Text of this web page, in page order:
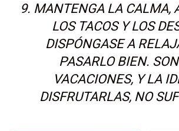
9. MANTENGA LA CALMA,
LOS TACOS Y LOS
DISPÓNGASE A
PASARLO BIEN.
VACACIONES, Y LA
DISFRUTARLAS, NO